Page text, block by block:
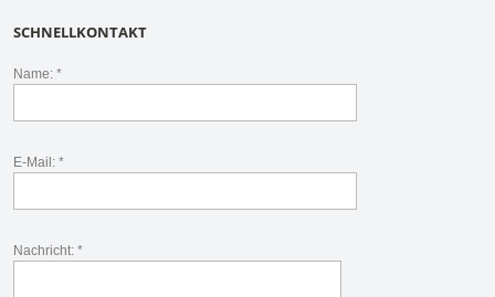
SCHNELLKONTAKT
Name: *
E-Mail: *
Nachricht: *